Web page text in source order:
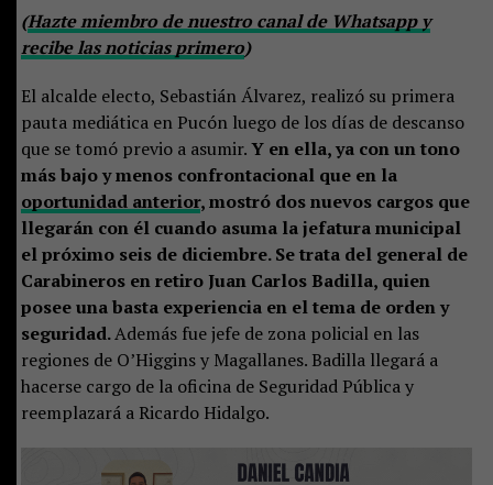
(Hazte miembro de nuestro canal de Whatsapp y
recibe las noticias primero)
El alcalde electo, Sebastián Álvarez, realizó su primera
pauta mediática en Pucón luego de los días de descanso
que se tomó previo a asumir.Y en ella, ya con un tono
más bajo y menos confrontacional que en la
oportunidad anterior, mostró dos nuevos cargos que
llegarán con él cuando asuma la jefatura municipal
el próximo seis de diciembre. Se trata del general de
Carabineros en retiro Juan Carlos Badilla, quien
posee una basta experiencia en el tema de orden y
seguridad.Además fue jefe de zona policial en las
regiones de O’Higgins y Magallanes. Badilla llegará a
hacerse cargo de la oficina de Seguridad Pública y
reemplazará a Ricardo Hidalgo.